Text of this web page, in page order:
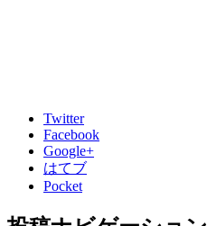
Twitter
Facebook
Google+
はてブ
Pocket